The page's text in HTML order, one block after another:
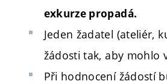
exkurze propadá.
Jeden žadatel (ateliér,
žádosti tak, aby mohlo
Při hodnocení žádostí